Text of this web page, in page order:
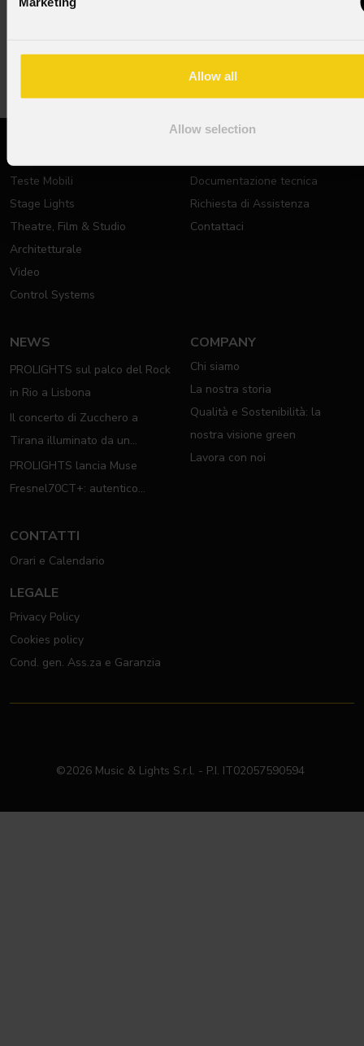
Allow all
Allow selection
Teste Mobili
Stage Lights
Theatre, Film & Studio
Architetturale
Video
Control Systems
Documentazione tecnica
Richiesta di Assistenza
Contattaci
NEWS
PROLIGHTS sul palco del Rock
in Rio a Lisbona
Il concerto di Zucchero a
Tirana illuminato da un
completo rig PROLIGHTS
PROLIGHTS lancia Muse
Fresnel70CT+: autentico
COMPANY
Chi siamo
La nostra storia
Qualità e Sostenibilità: la
nostra visione green
Lavora con noi
CONTATTI
Orari e Calendario
LEGALE
Privacy Policy
Cookies policy
Cond. gen. Ass.za e Garanzia
©2026 Music & Lights S.r.l. - P.I. IT02057590594